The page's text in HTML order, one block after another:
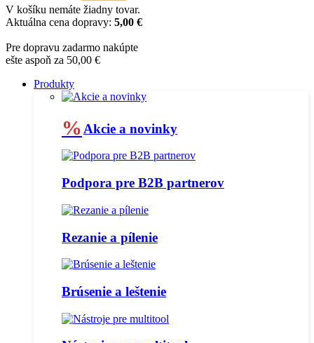
V košíku nemáte žiadny tovar.
Aktuálna cena dopravy: 5,00 €
Pre dopravu zadarmo nakúpte
ešte aspoň za 50,00 €
Produkty
% Akcie a novinky
Podpora pre B2B partnerov
Rezanie a pílenie
Brúsenie a leštenie